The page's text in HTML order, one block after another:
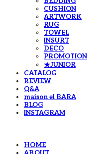
CUSHION
ARTWORK
RUG
TOWEL
INSURT
DECO
PROMOTION
★JUNIOR
CATALOG
REVIEW
Q&A
maison el BARA
BLOG
INSTAGRAM
HOME